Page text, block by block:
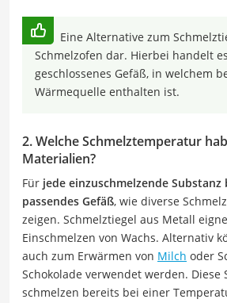
Eine Alternative zum
Schmelzofen dar. Hierbei handelt
geschlossenes Gefäß, in welchem
Wärmequelle enthalten ist.
2. Welche Schmelztemperatur
Materialien?
Für jede einzuschmelzende Substanz
passendes Gefäß, wie diverse
zeigen. Schmelztiegel aus Metall
Einschmelzen von Wachs. Alternativ
auch zum Erwärmen von Milch oder
Schokolade verwendet werden. Diese
schmelzen bereits bei einer